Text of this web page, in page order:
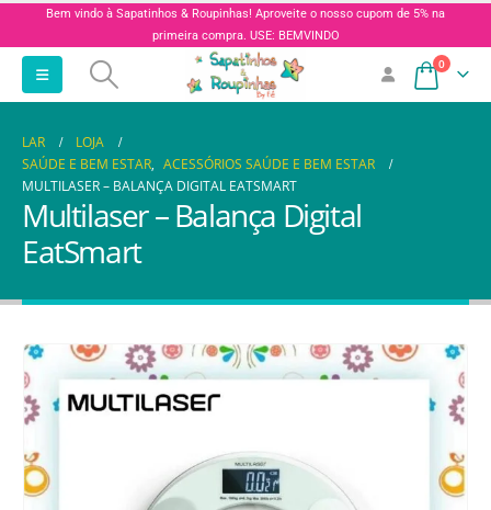
Bem vindo à Sapatinhos & Roupinhas! Aproveite o nosso cupom de 5% na
primeira compra. USE: BEMVINDO
0
LAR
LOJA
SAÚDE E BEM ESTAR, ACESSÓRIOS SAÚDE E BEM ESTAR
MULTILASER – BALANÇA DIGITAL EATSMART
Multilaser – Balança Digital
EatSmart